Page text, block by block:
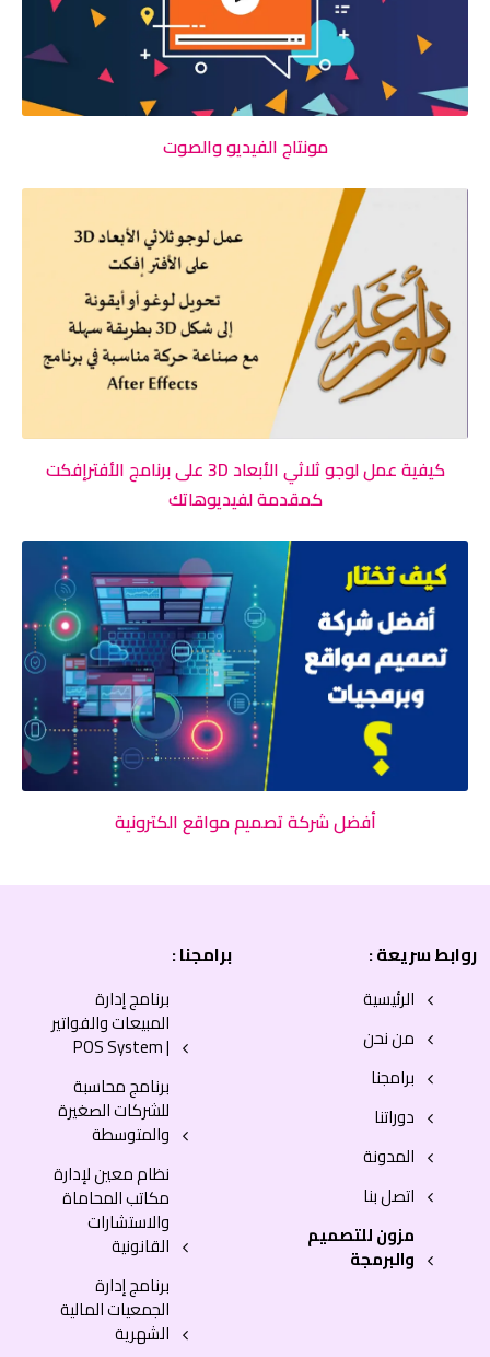
مونتاج الفيديو والصوت
كيفية عمل لوجو ثلاثي الأبعاد 3D على برنامج الأفترإفكت
كمقدمة لفيديوهاتك
أفضل شركة تصميم مواقع الكترونية
روابط سريعة :
الرئيسية
من نحن
برامجنا
دوراتنا
المدونة
اتصل بنا
مزون للتصميم
والبرمجة
برامجنا :
برنامج إدارة
المبيعات والفواتير
| POS System
برنامج محاسبة
للشركات الصغيرة
والمتوسطة
نظام معين لإدارة
مكاتب المحاماة
والاستشارات
القانونية
برنامج إدارة
الجمعيات المالية
الشهرية